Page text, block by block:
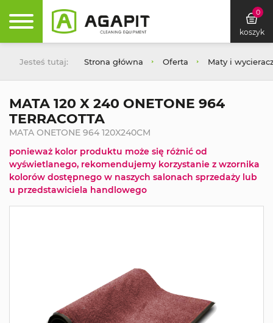
0
koszyk
Jesteś tutaj: Strona główna Oferta Maty i
MATA 120 X 240 ONETONE 964
TERRACOTTA
MATA ONETONE 964 120X240CM
ponieważ kolor produktu może się różnić od
wyświetlanego, rekomendujemy korzystanie z wzornika
kolorów dostępnego w naszych salonach sprzedaży lub
u przedstawiciela handlowego